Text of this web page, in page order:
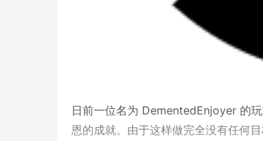
日前一位名为 DementedEnjoyer 的
恩的成就。由于这样做完全没有任何